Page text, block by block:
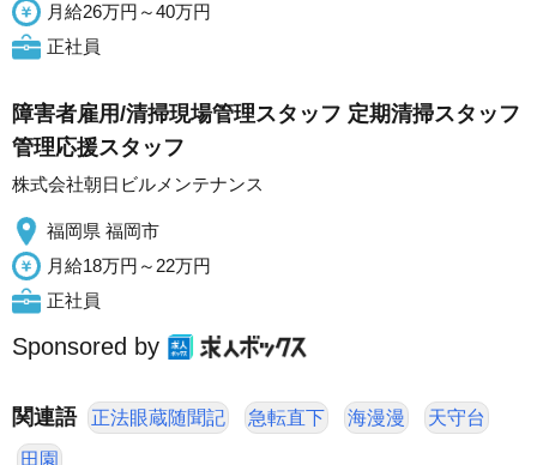
月給26万円～40万円
正社員
障害者雇用/清掃現場管理スタッフ 定期清掃スタッフ
管理応援スタッフ
株式会社朝日ビルメンテナンス
福岡県 福岡市
月給18万円～22万円
正社員
Sponsored by
関連語 正法眼蔵随聞記 急転直下 海漫漫 天守台
田園